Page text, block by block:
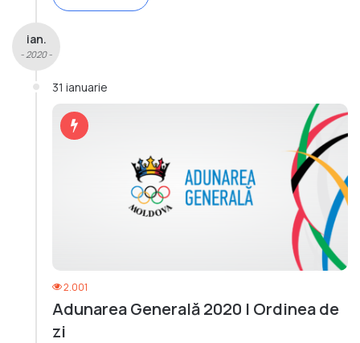
ian.
- 2020 -
31 ianuarie
2.001
Adunarea Generală 2020 | Ordinea de
zi